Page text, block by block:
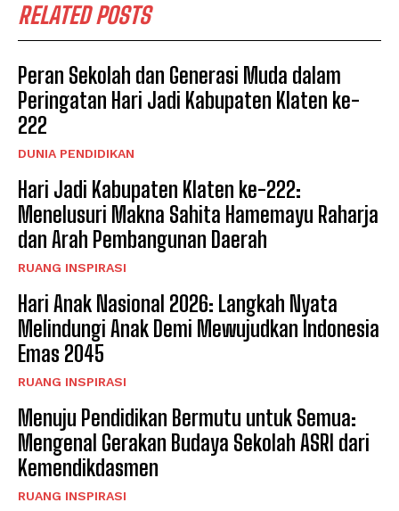
RELATED POSTS
Peran Sekolah dan Generasi Muda dalam
Peringatan Hari Jadi Kabupaten Klaten ke-
222
DUNIA PENDIDIKAN
Hari Jadi Kabupaten Klaten ke-222:
Menelusuri Makna Sahita Hamemayu Raharja
dan Arah Pembangunan Daerah
RUANG INSPIRASI
Hari Anak Nasional 2026: Langkah Nyata
Melindungi Anak Demi Mewujudkan Indonesia
Emas 2045
RUANG INSPIRASI
Menuju Pendidikan Bermutu untuk Semua:
Mengenal Gerakan Budaya Sekolah ASRI dari
Kemendikdasmen
RUANG INSPIRASI